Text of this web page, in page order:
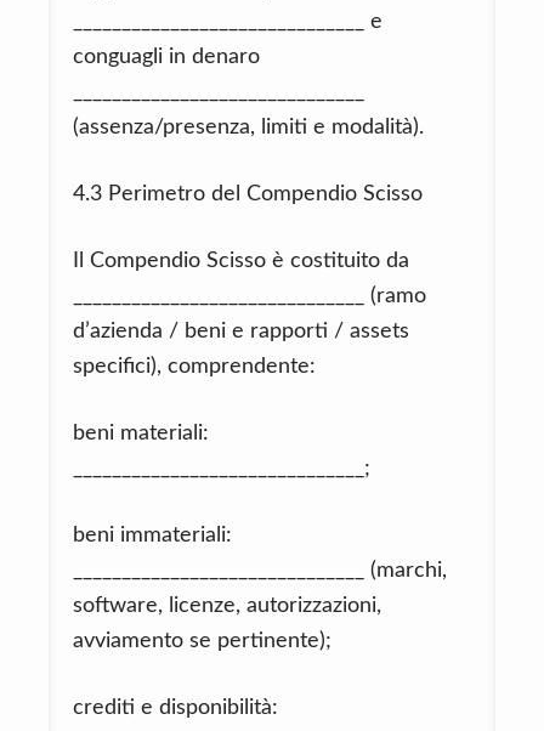
______________________________ e
conguagli in denaro
(assenza/presenza, limiti e modalità).
4.3 Perimetro del Compendio Scisso
Il Compendio Scisso è costituito da
______________________________ (ramo
d’azienda / beni e rapporti / assets
specifici), comprendente:
beni materiali:
______________________________;
beni immateriali:
______________________________ (marchi,
software, licenze, autorizzazioni,
avviamento se pertinente);
crediti e disponibilità: